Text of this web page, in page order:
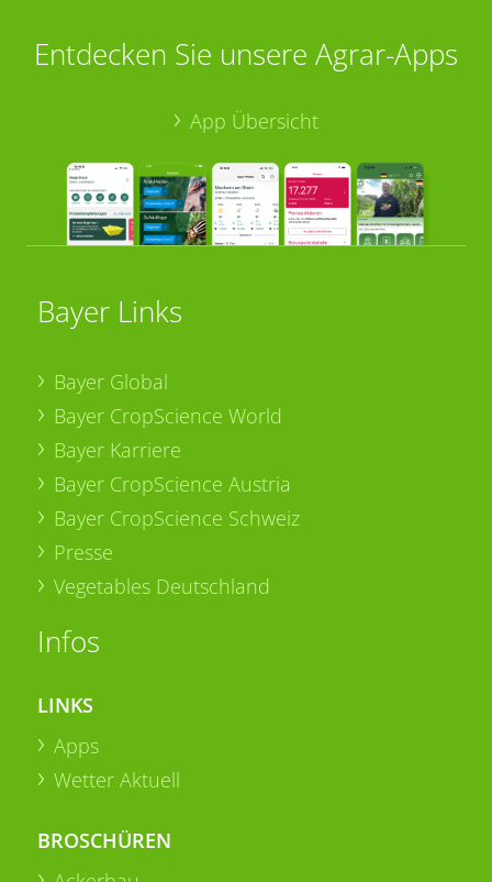
Entdecken Sie unsere Agrar-Apps
App Übersicht
Bayer Links
Bayer Global
Bayer CropScience World
Bayer Karriere
Bayer CropScience Austria
Bayer CropScience Schweiz
Presse
Vegetables Deutschland
Infos
LINKS
Apps
Wetter Aktuell
BROSCHÜREN